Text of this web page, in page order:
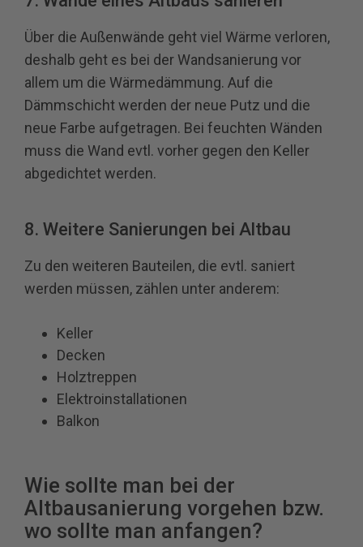
Über die Außenwände geht viel Wärme verloren,
deshalb geht es bei der Wandsanierung vor
allem um die Wärmedämmung. Auf die
Dämmschicht werden der neue Putz und die
neue Farbe aufgetragen. Bei feuchten Wänden
muss die Wand evtl. vorher gegen den Keller
abgedichtet werden.
8. Weitere Sanierungen bei Altbau
Zu den weiteren Bauteilen, die evtl. saniert
werden müssen, zählen unter anderem:
Keller
Decken
Holztreppen
Elektroinstallationen
Balkon
Wie sollte man bei der
Altbausanierung vorgehen bzw.
wo sollte man anfangen?